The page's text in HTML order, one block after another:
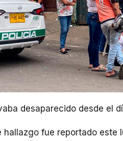
desaparecido desde el
hallazgo fue reportado este